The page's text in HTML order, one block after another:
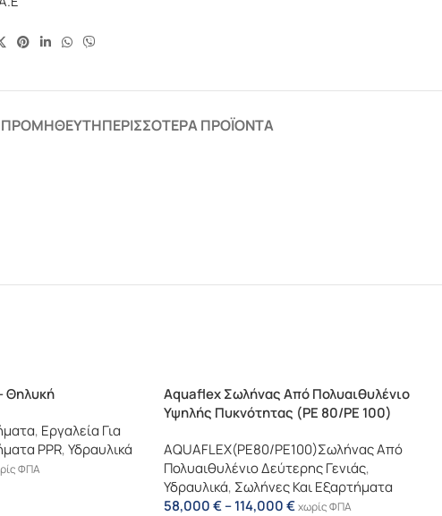
ΠΡΟΜΗΘΕΥΤΉΠΕΡΙΣΣΌΤΕΡΑ ΠΡΟΪΌΝΤΑ
Θηλυκή
, Εργαλεία Για
PPR,Υδραυλικά
ΦΠΑ
Aquaflex Σωλήνας Από Πολυαιθυλένιο
Υψηλής Πυκνότητας (PE 80/PE 100)
AQUAFLEX(PE80/PE100)Σωλήνας Από
Πολυαιθυλένιο Δεύτερης Γενιάς,
Υδραυλικά, Σωλήνες Και Εξαρτήματα
58,000€–114,000€χωρίς ΦΠΑ